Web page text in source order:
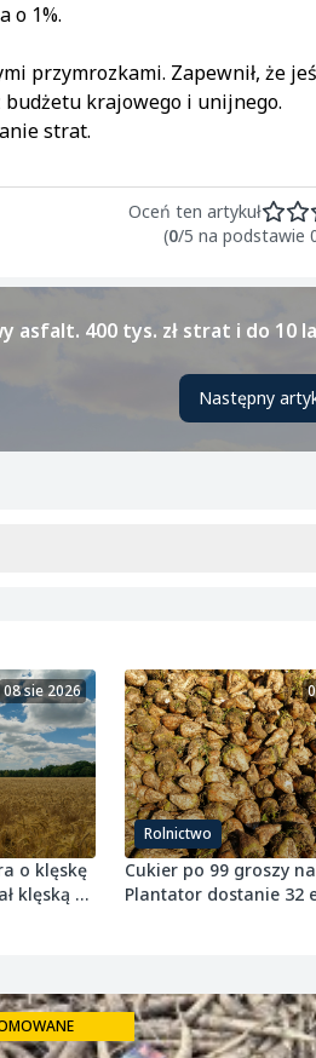
o 1%.
przymrozkami. Zapewnił, że
budżetu krajowego i unijnego.
strat.
Oceń ten artykuł
(0/5 na podstawie
asfalt. 400 tys. zł strat i do 10
Następny
08 sie 2026
o klęskę
klęską w
Rolnictwo
Cukier po 99 groszy na
Plantator dostanie 32